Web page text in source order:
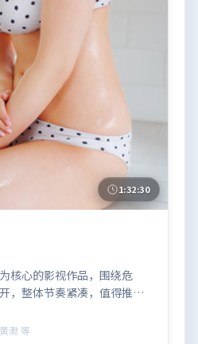
1:32:30
核心的影视作品，围绕危
，整体节奏紧凑，值得推荐
渤 等